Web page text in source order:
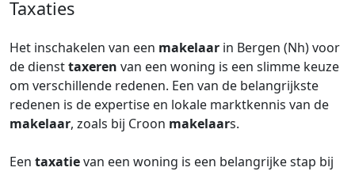
Taxaties
Het inschakelen van een makelaar in Bergen (Nh) voor
de diensttaxeren van een woning is een slimme keuze
om verschillende redenen. Een van de belangrijkste
redenen is de expertise en lokale marktkennis van de
makelaar, zoals bij Croon makelaars.
Een taxatievan een woning is een belangrijke stap bij